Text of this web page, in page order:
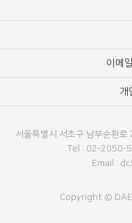
이메
개
서울특별시 서초구 남부순환
Tel : 02-2050-
Email :
Copyright ©